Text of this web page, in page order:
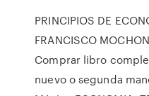
PRINCIPIOS DE
FRANCISCO
Comprar libro
nuevo o segunda